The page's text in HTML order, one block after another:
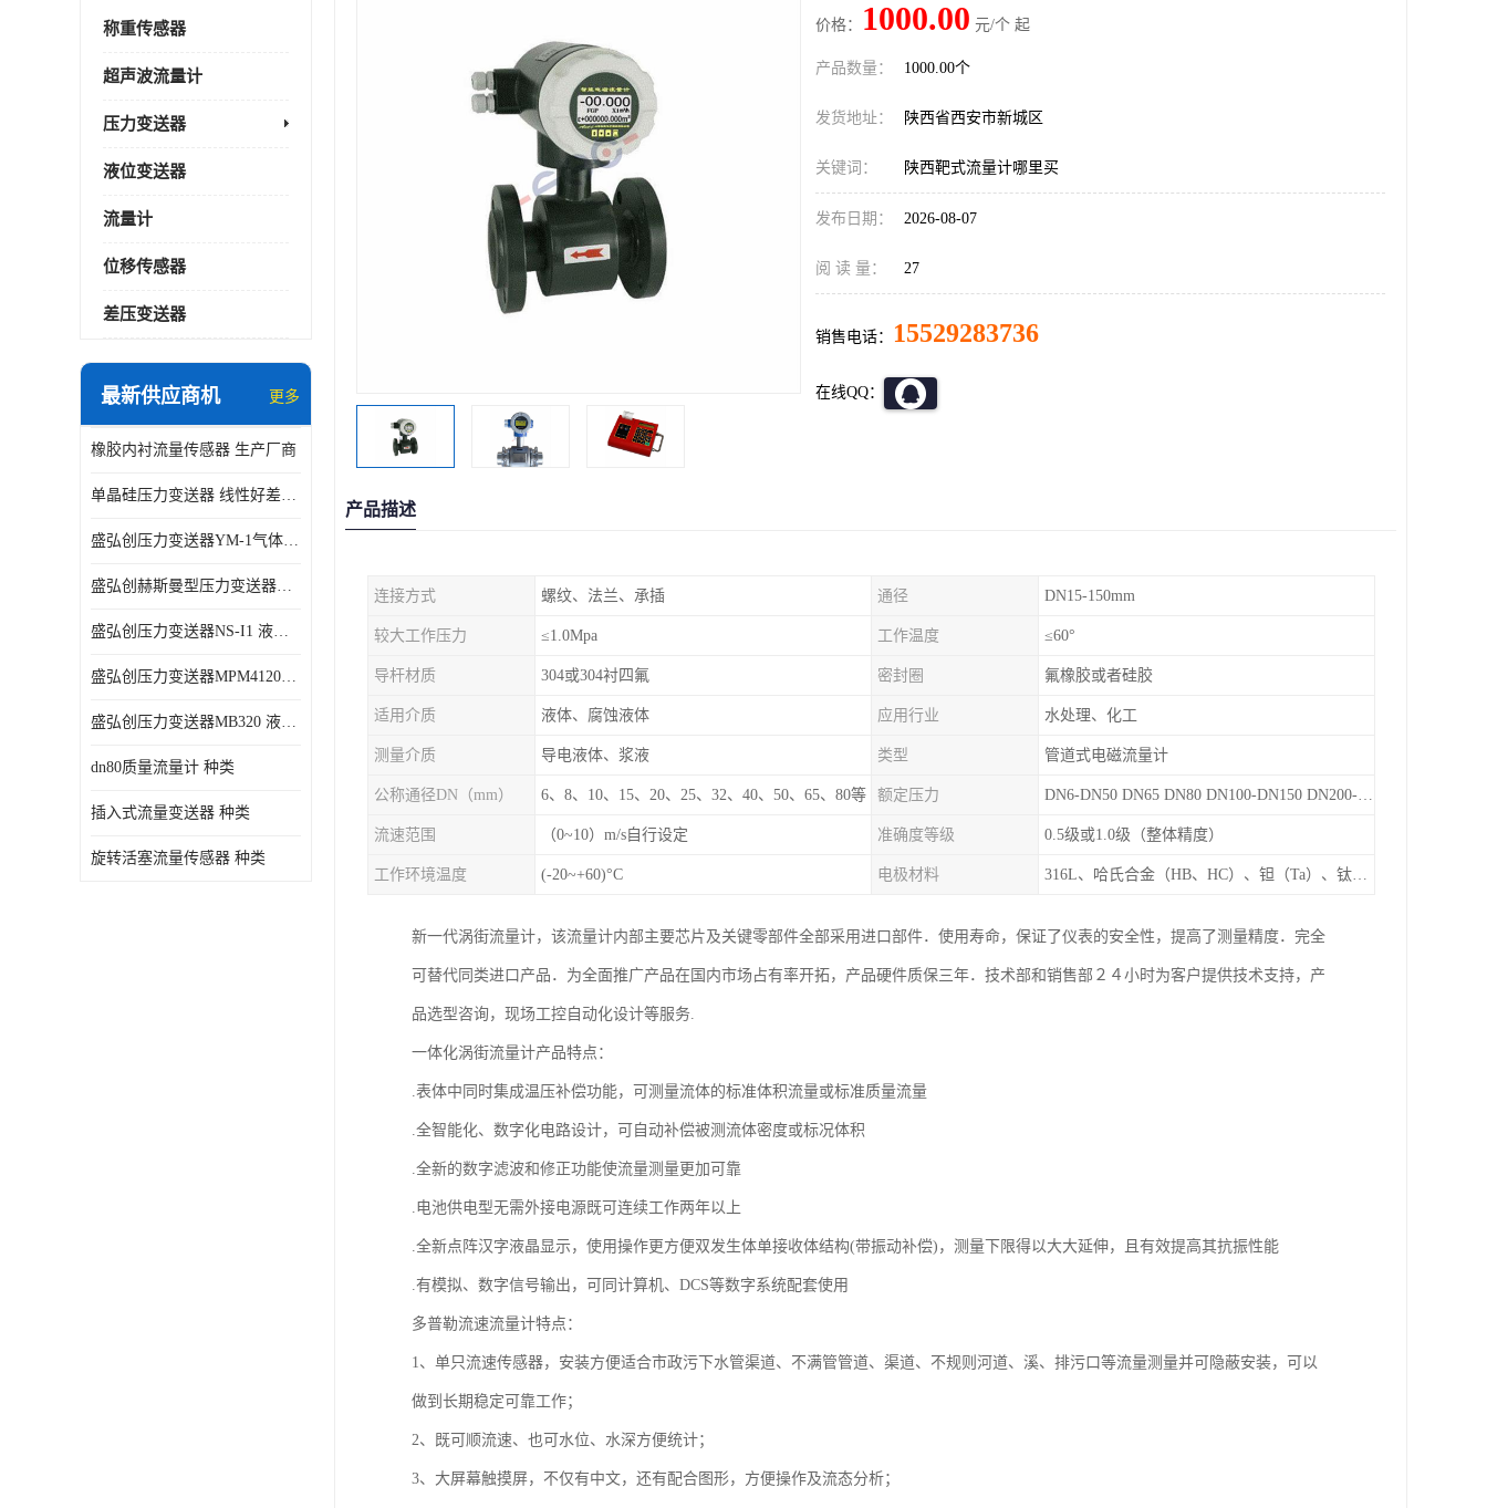
称重传感器
超声波流量计
压力变送器
液位变送器
流量计
位移传感器
差压变送器
最新供应商机 更多
橡胶内衬流量传感器 生产厂商
单晶硅压力变送器 线性好差压变送器
盛弘创压力变送器YM-1气体压力传感器负压计
盛弘创赫斯曼型压力变送器HG200 液体压力传感器负压计
盛弘创压力变送器NS-I1 液体压力传感器负压计
盛弘创压力变送器MPM4120C 液体压力传感器负压计
盛弘创压力变送器MB320 液体压力传感器负压计
dn80质量流量计 种类
插入式流量变送器 种类
旋转活塞流量传感器 种类
价格： 1000.00 元/个 起
产品数量： 1000.00个
发货地址： 陕西省西安市新城区
关键词： 陕西靶式流量计哪里买
发布日期： 2026-08-07
阅 读 量： 27
销售电话： 15529283736
在线QQ：
产品描述
连接方式 螺纹、法兰、承插 通径 DN15-150mm
较大工作压力 ≤1.0Mpa 工作温度 ≤60°
导杆材质 304或304衬四氟 密封圈 氟橡胶或者硅胶
适用介质 液体、腐蚀液体 应用行业 水处理、化工
测量介质 导电液体、浆液 类型 管道式电磁流量计
公称通径DN（mm） 6、8、10、15、20、25、32、40、50、65、80等 额定压力 DN6-DN50 DN65 DN80 DN100-DN150 DN200-DN900等
流速范围 （0~10）m/s自行设定 准确度等级 0.5级或1.0级（整体精度）
工作环境温度 (-20~+60)°C 电极材料 316L、哈氏合金（HB、HC）、钽（Ta）、钛（Ti）、铂（Pt）、碳化钙（WC）、陶瓷
新一代涡街流量计，该流量计内部主要芯片及关键零部件全部采用进口部件．使用寿命，保证了仪表的安全性，提高了测量精度．完全
可替代同类进口产品．为全面推广产品在国内市场占有率开拓，产品硬件质保三年．技术部和销售部２４小时为客户提供技术支持，产
品选型咨询，现场工控自动化设计等服务.
一体化涡街流量计产品特点：
.表体中同时集成温压补偿功能，可测量流体的标准体积流量或标准质量流量
.全智能化、数字化电路设计，可自动补偿被测流体密度或标况体积
.全新的数字滤波和修正功能使流量测量更加可靠
.电池供电型无需外接电源既可连续工作两年以上
.全新点阵汉字液晶显示，使用操作更方便双发生体单接收体结构(带振动补偿)，测量下限得以大大延伸，且有效提高其抗振性能
.有模拟、数字信号输出，可同计算机、DCS等数字系统配套使用
多普勒流速流量计特点：
1、单只流速传感器，安装方便适合市政污下水管渠道、不满管管道、渠道、不规则河道、溪、排污口等流量测量并可隐蔽安装，可以
做到长期稳定可靠工作；
2、既可顺流速、也可水位、水深方便统计；
3、大屏幕触摸屏，不仅有中文，还有配合图形，方便操作及流态分析；